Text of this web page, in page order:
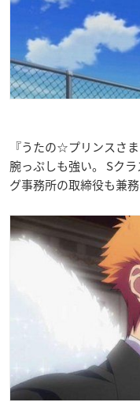
『うたの☆プリンスさ
腕っぷしも強い。 Sク
グ事務所の取締役も兼